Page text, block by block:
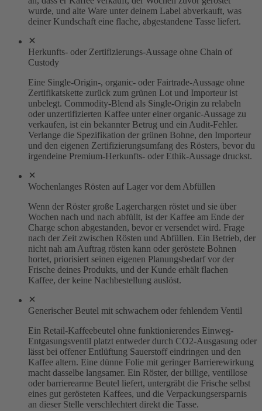
wurde, und alte Ware unter deinem Label abverkauft, was
deiner Kundschaft eine flache, abgestandene Tasse liefert.
Herkunfts- oder Zertifizierungs-Aussage ohne Chain of
Custody
Eine Single-Origin-, organic- oder Fairtrade-Aussage ohne
Zertifikatskette zurück zum grünen Lot und Importeur ist
unbelegt. Commodity-Blend als Single-Origin zu relabeln
oder unzertifizierten Kaffee unter einer organic-Aussage zu
verkaufen, ist ein bekannter Betrug und ein Audit-Fehler.
Verlange die Spezifikation der grünen Bohne, den Importeur
und den eigenen Zertifizierungsumfang des Rösters, bevor du
irgendeine Premium-Herkunfts- oder Ethik-Aussage druckst.
Wochenlanges Rösten auf Lager vor dem Abfüllen
Wenn der Röster große Lagerchargen röstet und sie über
Wochen nach und nach abfüllt, ist der Kaffee am Ende der
Charge schon abgestanden, bevor er versendet wird. Frage
nach der Zeit zwischen Rösten und Abfüllen. Ein Betrieb, der
nicht nah am Auftrag rösten kann oder geröstete Bohnen
hortet, priorisiert seinen eigenen Planungsbedarf vor der
Frische deines Produkts, und der Kunde erhält flachen
Kaffee, der keine Nachbestellung auslöst.
Generischer Beutel mit schwachem oder fehlendem Ventil
Ein Retail-Kaffeebeutel ohne funktionierendes Einweg-
Entgasungsventil platzt entweder durch CO2-Ausgasung oder
lässt bei offener Entlüftung Sauerstoff eindringen und den
Kaffee altern. Eine dünne Folie mit geringer Barrierewirkung
macht dasselbe langsamer. Ein Röster, der billige, ventillose
oder barrierearme Beutel liefert, untergräbt die Frische selbst
eines gut gerösteten Kaffees, und die Verpackungsersparnis
an dieser Stelle verschlechtert direkt die Tasse.